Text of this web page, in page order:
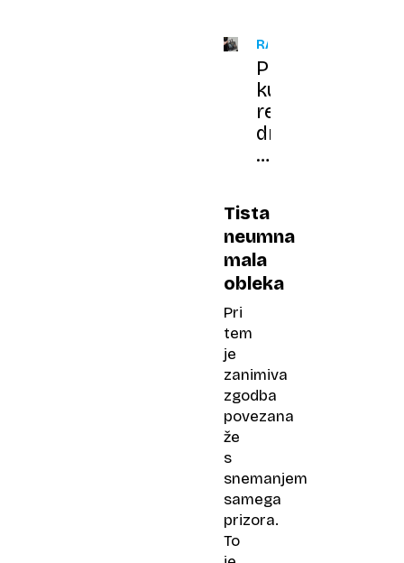
RAZKOŠNO
Priznanje
kupca
rekordno
drage
torbice:
je
v
želodcu«
Tista
neumna
mala
obleka
Pri
tem
je
zanimiva
zgodba
povezana
že
s
snemanjem
samega
prizora.
To